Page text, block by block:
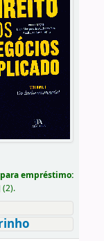
empréstimo:
(2).